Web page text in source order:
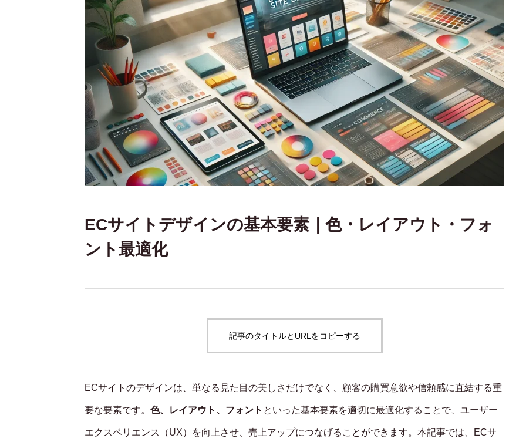
ECサイトデザインの基本要素｜色・レイアウト・フォ
ント最適化
記事のタイトルとURLをコピーする
ECサイトのデザインは、単なる見た目の美しさだけでなく、顧客の購買意欲や信頼感に直結する重
要な要素です。 色、レイアウト、フォント といった基本要素を適切に最適化することで、ユーザー
エクスペリエンス（UX）を向上させ、売上アップにつなげることができます。本記事では、ECサ